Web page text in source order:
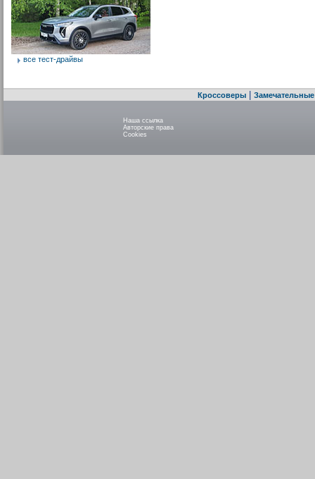
все тест-драйвы
Кроссоверы|
Наша ссылка
Авторские права
Cookies